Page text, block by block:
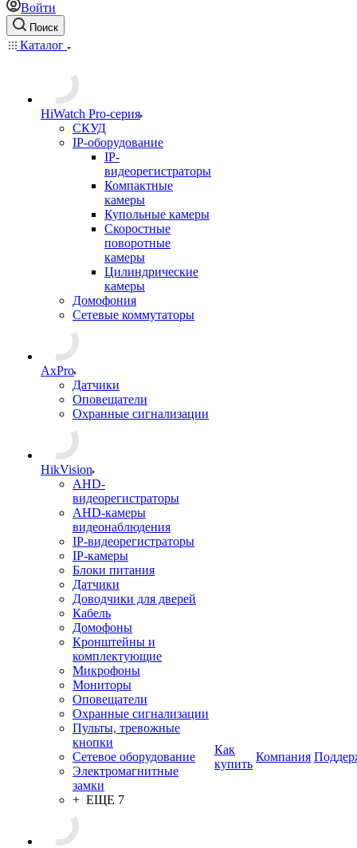
Войти
Поиск
Каталог
HiWatch Pro-серия
CКУД
IP-оборудование
IP-
видеорегистраторы
Компактные
камеры
Купольные камеры
Скоростные
поворотные
камеры
Цилиндрические
камеры
Домофония
Сетевые коммутаторы
AxPro
Датчики
Оповещатели
Охранные сигнализации
HikVision
AHD-
видеорегистраторы
AHD-камеры
видеонаблюдения
IP-видеорегистраторы
IP-камеры
Блоки питания
Датчики
Доводчики для дверей
Кабель
Домофоны
Кронштейны и
комплектующие
Микрофоны
Мониторы
Оповещатели
Охранные сигнализации
Пульты, тревожные
кнопки
Сетевое оборудование
Электромагнитные
замки
+ ЕЩЕ 7
Как
купить
Компания